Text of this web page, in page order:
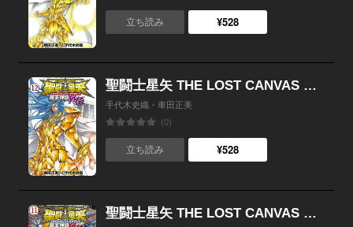
立ち読み ¥528
聖闘士星矢 THE LOST CANVAS 冥王神話外伝 （12）
手代木史織・車田正美
(0)
立ち読み ¥528
聖闘士星矢 THE LOST CANVAS 冥王神話外伝 （11）